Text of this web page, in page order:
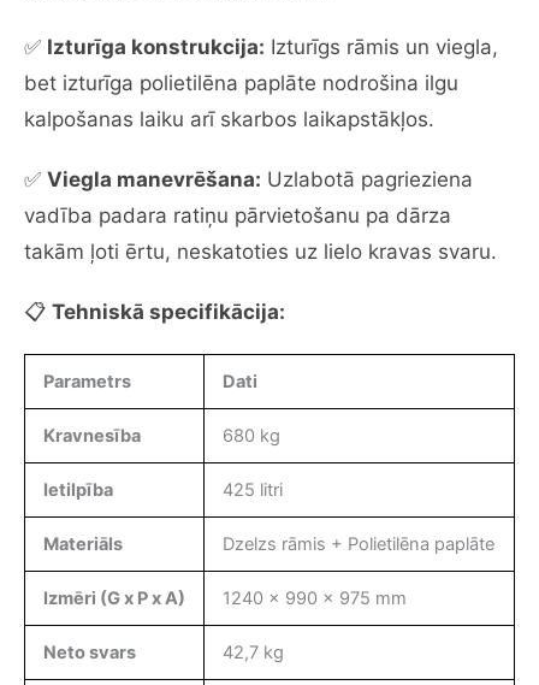
✅ Izturīga konstrukcija: Izturīgs rāmis un viegla,
bet izturīga polietilēna paplāte nodrošina ilgu
kalpošanas laiku arī skarbos laikapstākļos.
✅ Viegla manevrēšana: Uzlabotā pagrieziena
vadība padara ratiņu pārvietošanu pa dārza
takām ļoti ērtu, neskatoties uz lielo kravas svaru.
📋 Tehniskā specifikācija:
Parametrs Dati
Kravnesība 680 kg
Ietilpība 425 litri
Materiāls Dzelzs rāmis + Polietilēna paplāte
Izmēri (G x P x A) 1240 x 990 x 975 mm
Neto svars 42,7 kg